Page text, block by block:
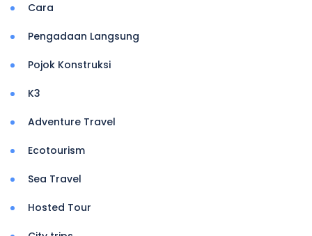
Cara
Pengadaan Langsung
Pojok Konstruksi
K3
Adventure Travel
Ecotourism
Sea Travel
Hosted Tour